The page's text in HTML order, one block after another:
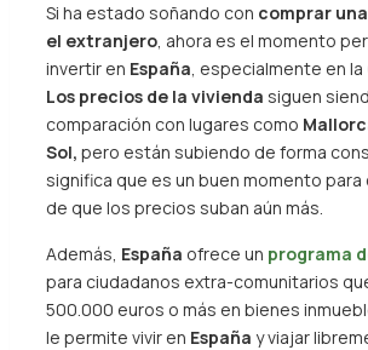
Si ha estado soñando con comprar
el extranjero, ahora es el momento
invertir en España, especialmente en la
Los precios de la vivienda siguen
comparación con lugares como
Sol, pero están subiendo de forma
significa que es un buen momento
de que los precios suban aún más.
Además, España ofrece un programa
para ciudadanos extra-comunitarios
500.000 euros o más en bienes
le permite vivir en España y viajar